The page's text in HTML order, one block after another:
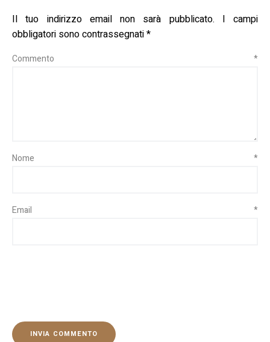
Il tuo indirizzo email non sarà pubblicato.
I campi
obbligatori sono contrassegnati*
Commento *
Nome *
Email *